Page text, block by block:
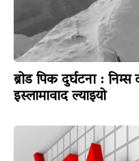
ब्रोड पिक दुर्घटना :
इस्लामावाद ल्याइयो